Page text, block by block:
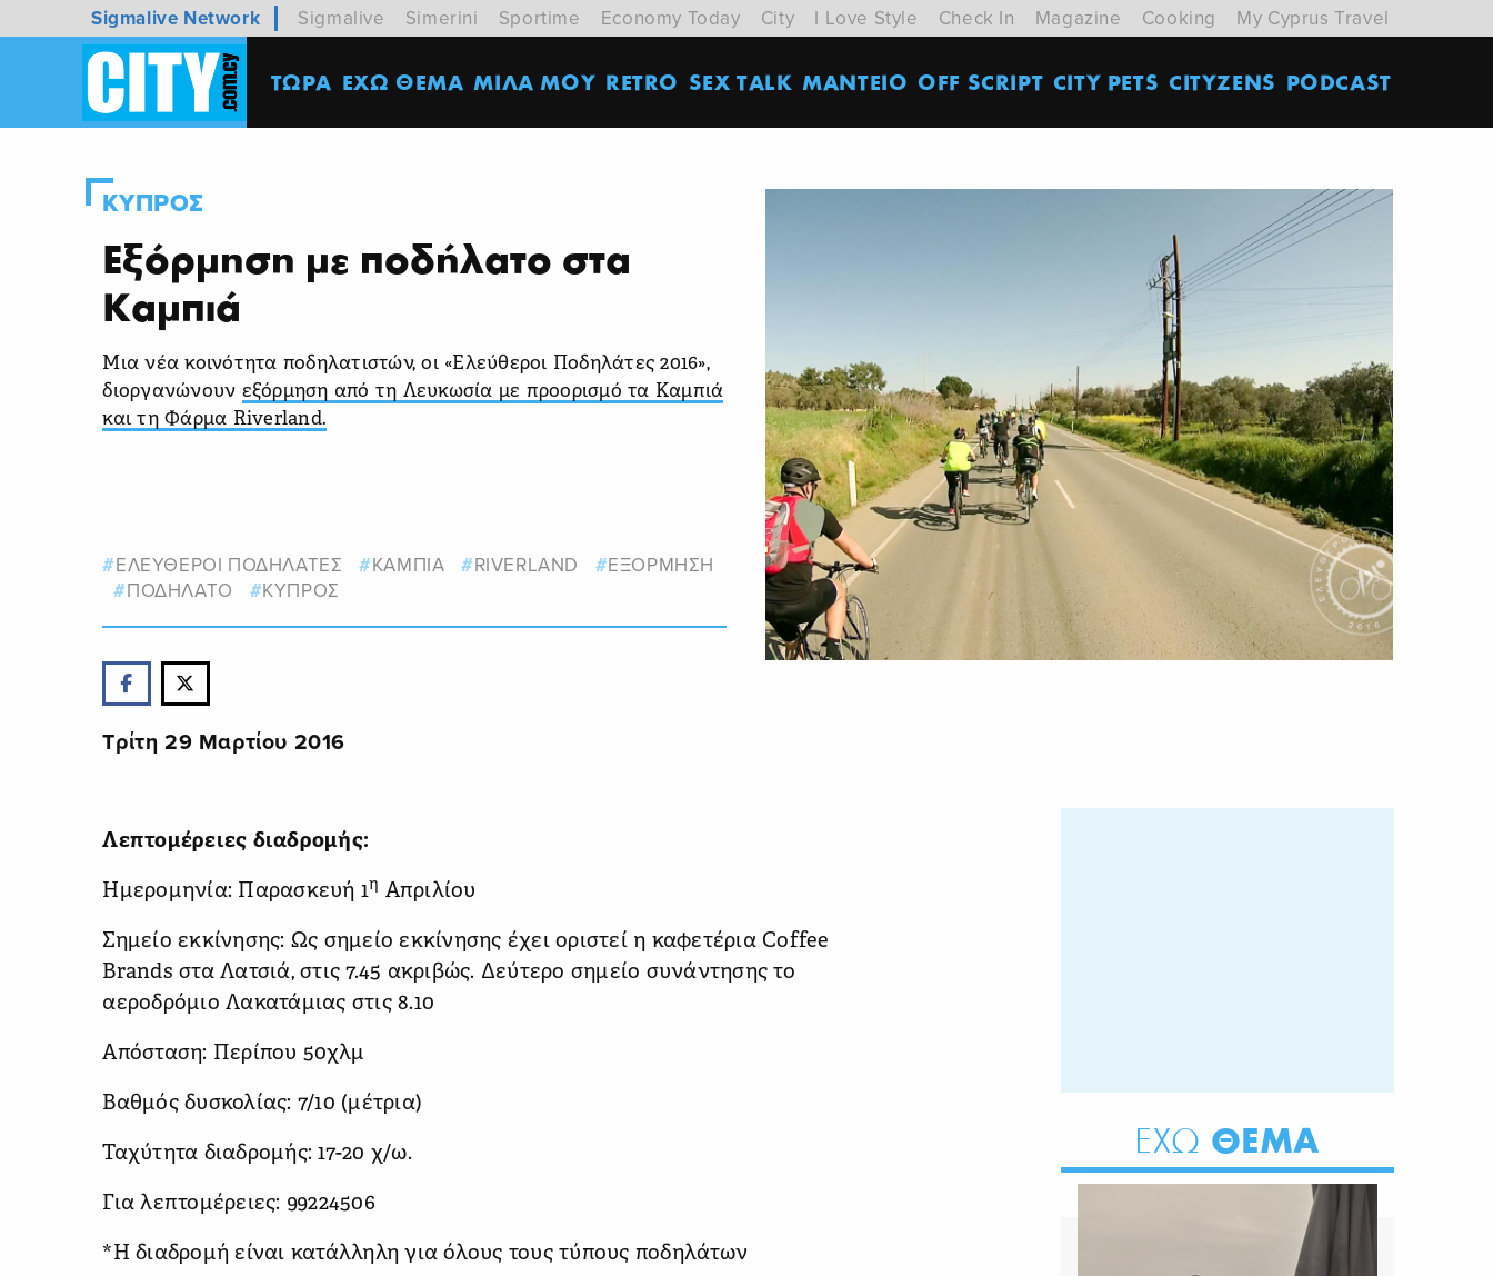
Sigmalive Network Sigmalive Simerini Sportime Economy Today City I Love Style Check In Magazine Cooking My Cyprus Travel
ΤΩΡΑ ΕΧΩ ΘΕΜΑ MΙΛΑ ΜΟΥ RETRO SEX TALK ΜΑΝΤΕΙΟ OFF SCRIPT CITY PETS CITYZENS PODCAST
ΚΥΠΡΟΣ
Εξόρμηση με ποδήλατο στα
Καμπιά
Μια νέα κοινότητα ποδηλατιστών, οι «Ελεύθεροι Ποδηλάτες 2016»,
διοργανώνουν εξόρμηση από τη Λευκωσία με προορισμό τα Καμπιά
και τη Φάρμα Riverland.
ΕΛΕΥΘΕΡΟΙ ΠΟΔΗΛΑΤΕΣ ΚΑΜΠΙΑ RIVERLAND
ΕΞΟΡΜΗΣΗ
ΠΟΔΗΛΑΤΟ
ΚΥΠΡΟΣ
Τρίτη 29 Μαρτίου 2016
Λεπτομέρειες διαδρομής:
Ημερομηνία: Παρασκευή 1η Απριλίου
Σημείο εκκίνησης: Ως σημείο εκκίνησης έχει οριστεί η καφετέρια Coffee
Brands στα Λατσιά, στις 7.45 ακριβώς. Δεύτερο σημείο συνάντησης το
αεροδρόμιο Λακατάμιας στις 8.10
Απόσταση: Περίπου 50χλμ
Βαθμός δυσκολίας: 7/10 (μέτρια)
Ταχύτητα διαδρομής: 17-20 χ/ω.
Για λεπτομέρειες: 99224506
*Η διαδρομή είναι κατάλληλη για όλους τους τύπους ποδηλάτων
ΕΧΩ ΘΕΜΑ